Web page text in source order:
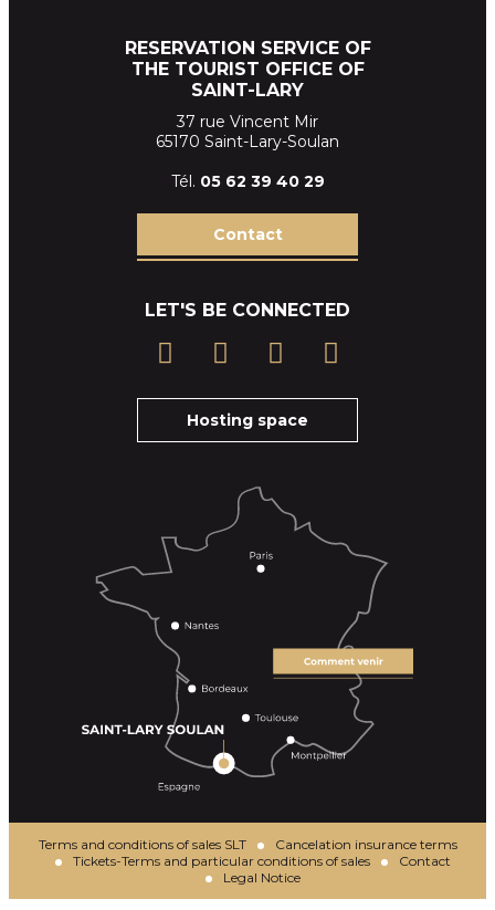
RESERVATION SERVICE OF
THE TOURIST OFFICE OF
SAINT-LARY
37 rue Vincent Mir
65170 Saint-Lary-Soulan
Tél. 05 62 39 40 29
Contact
LET'S BE CONNECTED
Hosting space
Terms and conditions of sales SLT
Cancelation insurance terms
Tickets-Terms and particular conditions of sales
Contact
Legal Notice